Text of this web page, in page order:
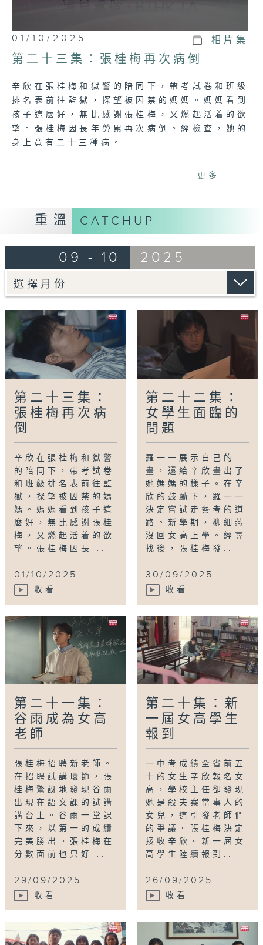
01/10/2025 相片集
第二十三集：張桂梅再次病倒
辛欣在張桂梅和獄警的陪同下，帶考試卷和班級
排名表前往監獄，探望被囚禁的媽媽。媽媽看到
孩子這麼好，無比感謝張桂梅，又燃起活着的欲
望。張桂梅因長年勞累再次病倒。經檢查，她的
身上竟有二十三種病。
更多...
重溫 CATCHUP
09 - 10 2025
第二十三集：
張桂梅再次病
倒
辛欣在張桂梅和獄警
的陪同下，帶考試卷
和班級排名表前往監
獄，探望被囚禁的媽
媽。媽媽看到孩子這
麼好，無比感謝張桂
梅，又燃起活着的欲
望。張桂梅因長...
01/10/2025
收看
第二十二集：
女學生面臨的
問題
羅一一展示自己的
畫，還給辛欣畫出了
她媽媽的樣子。在辛
欣的鼓勵下，羅一一
決定嘗試走藝考的道
路。新學期，柳細燕
沒回女高上學。經尋
找後，張桂梅發...
30/09/2025
收看
第二十一集：
谷雨成為女高
老師
張桂梅招聘新老師。
在招聘試講環節，張
桂梅驚訝地發現谷雨
出現在語文課的試講
講台上。谷雨一堂課
下來，以第一的成績
完美勝出。張桂梅在
分數面前也只好...
29/09/2025
收看
第二十集：新
一屆女高學生
報到
一中考成績全省前五
十的女生辛欣報名女
高，學校主任卻發現
她是殺夫案當事人的
女兒，這引發老師們
的爭議。張桂梅決定
接收辛欣。新一屆女
高學生陸續報到...
26/09/2025
收看